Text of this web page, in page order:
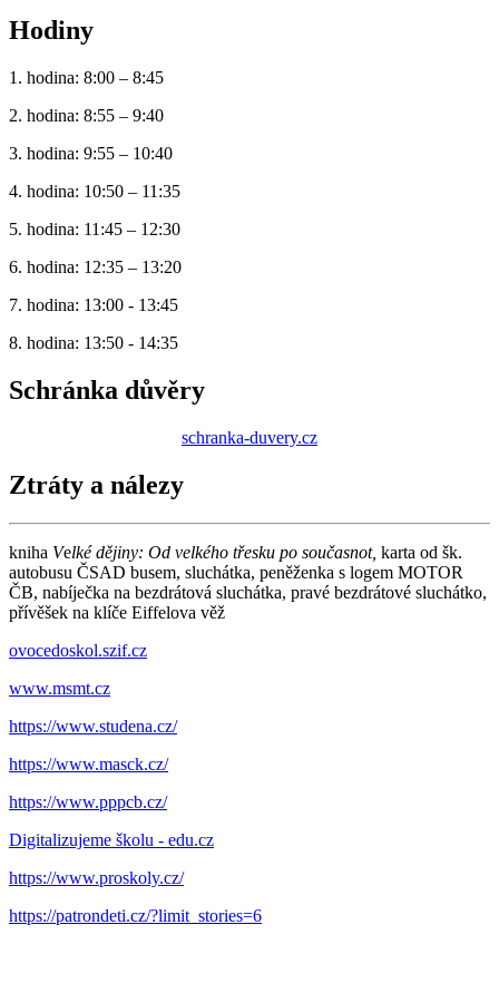
Hodiny
1. hodina: 8:00 – 8:45
2. hodina: 8:55 – 9:40
3. hodina: 9:55 – 10:40
4. hodina: 10:50 – 11:35
5. hodina: 11:45 – 12:30
6. hodina: 12:35 – 13:20
7. hodina: 13:00 - 13:45
8. hodina: 13:50 - 14:35
Schránka důvěry
schranka-duvery.cz
Ztráty a nálezy
kniha Velké dějiny: Od velkého třesku po současnot, karta od šk.
autobusu ČSAD busem, sluchátka, peněženka s logem MOTOR
ČB, nabíječka na bezdrátová sluchátka, pravé bezdrátové sluchátko,
přívěšek na klíče Eiffelova věž
ovocedoskol.szif.cz
www.msmt.cz
https://www.studena.cz/
https://www.masck.cz/
https://www.pppcb.cz/
Digitalizujeme školu - edu.cz
https://www.proskoly.cz/
https://patrondeti.cz/?limit_stories=6